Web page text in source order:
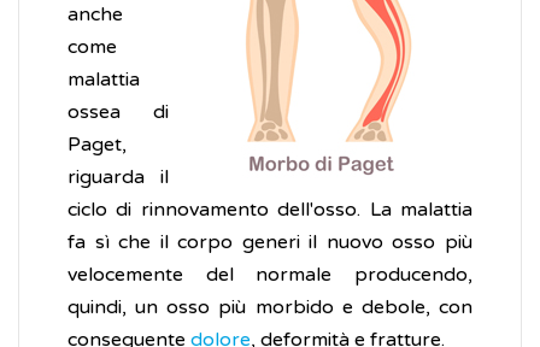
anche
come
malattia
ossea di
Paget,
riguarda il
ciclo di rinnovamento dell'osso. La malattia
fa sì che il corpo generi il nuovo osso più
velocemente del normale producendo,
quindi, un osso più morbido e debole, con
conseguente dolore, deformità e fratture.